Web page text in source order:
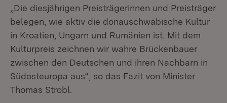
„Die diesjährigen Preisträgerinnen und Preisträger
belegen, wie aktiv die donauschwäbische Kultur
in Kroatien, Ungarn und Rumänien ist. Mit dem
Kulturpreis zeichnen wir wahre Brückenbauer
zwischen den Deutschen und ihren Nachbarn in
Südosteuropa aus“, so das Fazit von Minister
Thomas Strobl.